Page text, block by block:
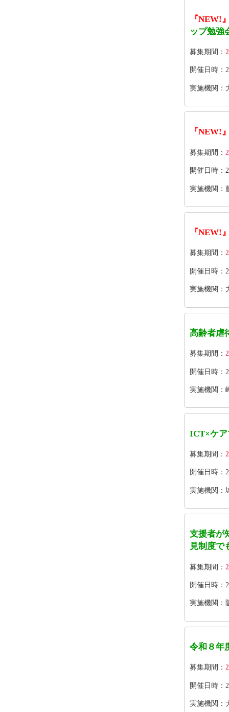
『NEW!
ップ勉強
募集期間：
開催日時：
実施機関：
『NEW!
募集期間：
開催日時：
実施機関：
『NEW!
募集期間：
開催日時：
実施機関：
高齢者虐
募集期間：
開催日時：
実施機関：
ICT×ケア
募集期間：
開催日時：
実施機関：
支援者が
見制度で
募集期間：
開催日時：
実施機関
令和８年
募集期間：
開催日時：
実施機関：